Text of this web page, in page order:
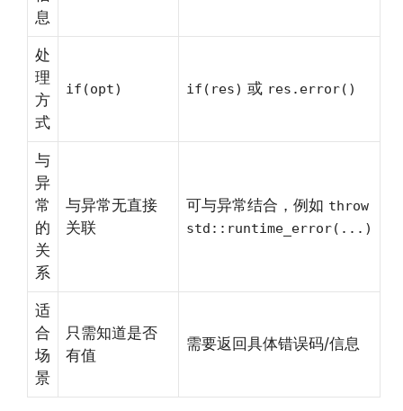
息
处
理
方
式
if(opt) if(res) 或 res.error()
与
异
常
的
关
系
与异常无直接
关联
可与异常结合，例如 throw
std::runtime_error(...)
适
合
场
景
只需知道是否
有值
需要返回具体错误码/信息